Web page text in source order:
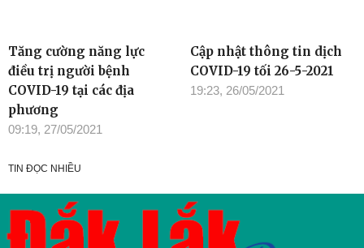
Tăng cường năng lực
điều trị người bệnh
COVID-19 tại các địa
phương
09:19, 27/05/2021
Cập nhật thông tin dịch
COVID-19 tối 26-5-2021
19:23, 26/05/2021
TIN ĐỌC NHIỀU